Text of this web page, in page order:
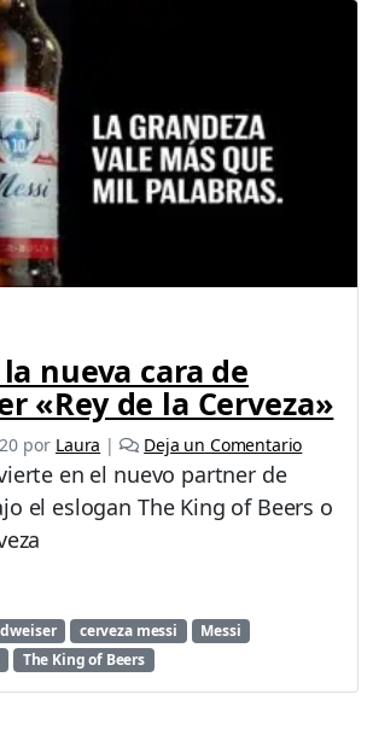
nueva cara de
«Rey de la Cerveza»
por Laura | Deja un Comentario
en el nuevo partner de
el eslogan The King of Beers o
cerveza messi
Messi
The King of Beers